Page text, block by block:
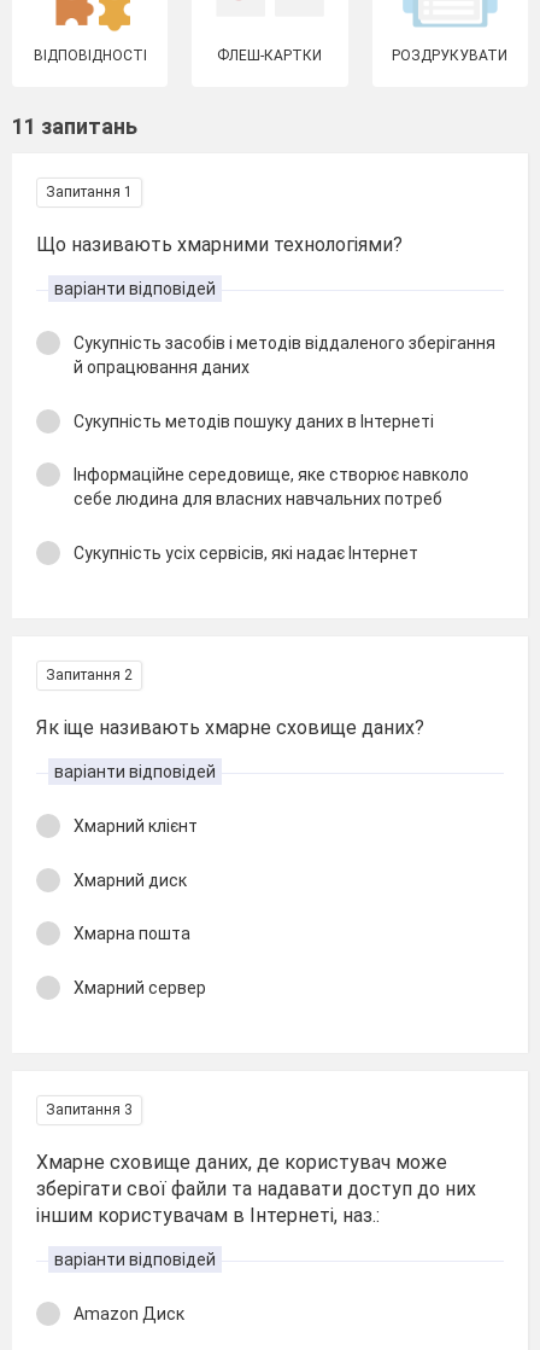
ВІДПОВІДНОСТІ ФЛЕШ-КАРТКИ РОЗДРУКУВАТИ
11 запитань
Запитання 1
Що називають хмарними технологіями?
варіанти відповідей
Сукупність засобів і методів віддаленого зберігання
й опрацювання даних
Сукупність методів пошуку даних в Інтернеті
Інформаційне середовище, яке створює навколо
себе людина для власних навчальних потреб
Сукупність усіх сервісів, які надає Інтернет
Запитання 2
Як іще називають хмарне сховище даних?
варіанти відповідей
Хмарний клієнт
Хмарний диск
Хмарна пошта
Хмарний сервер
Запитання 3
Хмарне сховище даних, де користувач може
зберігати свої файли та надавати доступ до них
іншим користувачам в Інтернеті, наз.:
варіанти відповідей
Amazon Диск